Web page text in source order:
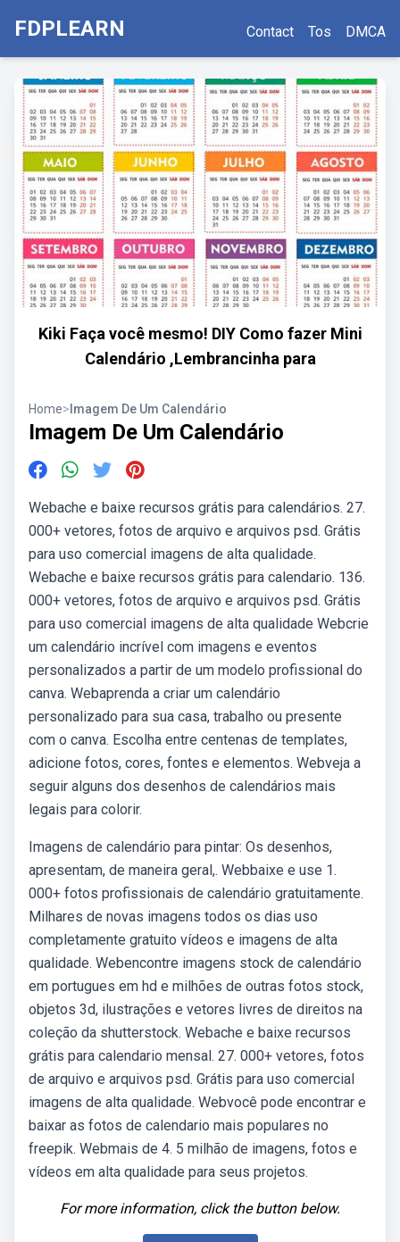
FDPLEARN Contact Tos DMCA
Kiki Faça você mesmo! DIY Como fazer Mini
Calendário ,Lembrancinha para
Home> Imagem De Um Calendário
Imagem De Um Calendário
Webache e baixe recursos grátis para calendários. 27.
000+ vetores, fotos de arquivo e arquivos psd. Grátis
para uso comercial imagens de alta qualidade.
Webache e baixe recursos grátis para calendario. 136.
000+ vetores, fotos de arquivo e arquivos psd. Grátis
para uso comercial imagens de alta qualidade Webcrie
um calendário incrível com imagens e eventos
personalizados a partir de um modelo profissional do
canva. Webaprenda a criar um calendário
personalizado para sua casa, trabalho ou presente
com o canva. Escolha entre centenas de templates,
adicione fotos, cores, fontes e elementos. Webveja a
seguir alguns dos desenhos de calendários mais
legais para colorir.
Imagens de calendário para pintar: Os desenhos,
apresentam, de maneira geral,. Webbaixe e use 1.
000+ fotos profissionais de calendário gratuitamente.
Milhares de novas imagens todos os dias uso
completamente gratuito vídeos e imagens de alta
qualidade. Webencontre imagens stock de calendário
em portugues em hd e milhões de outras fotos stock,
objetos 3d, ilustrações e vetores livres de direitos na
coleção da shutterstock. Webache e baixe recursos
grátis para calendario mensal. 27. 000+ vetores, fotos
de arquivo e arquivos psd. Grátis para uso comercial
imagens de alta qualidade. Webvocê pode encontrar e
baixar as fotos de calendario mais populares no
freepik. Webmais de 4. 5 milhão de imagens, fotos e
vídeos em alta qualidade para seus projetos.
For more information, click the button below.